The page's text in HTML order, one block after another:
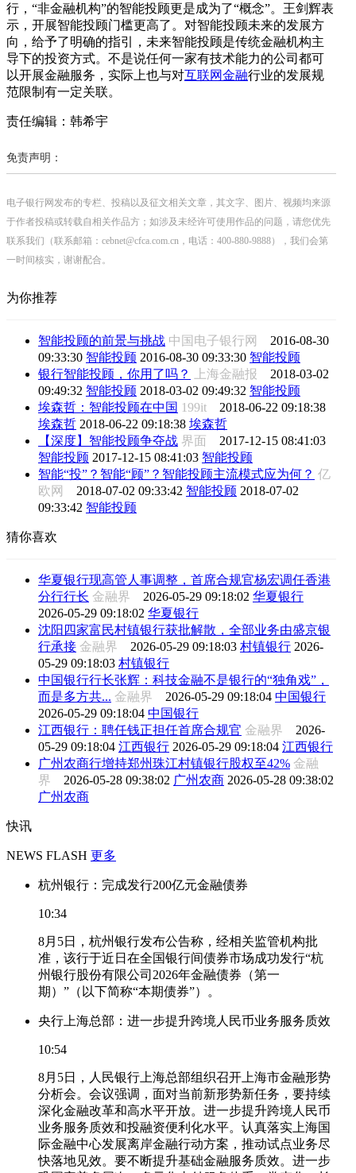
行，“非金融机构”的智能投顾更是成为了“概念”。王剑辉表
示，开展智能投顾门槛更高了。对智能投顾未来的发展方
向，给予了明确的指引，未来智能投顾是传统金融机构主
导下的投资方式。不是说任何一家有技术能力的公司都可
以开展金融服务，实际上也与对互联网金融行业的发展规
范限制有一定关联。
责任编辑：韩希宇
免责声明：
电子银行网发布的专栏、投稿以及征文相关文章，其文字、图片、视频均来源
于作者投稿或转载自相关作品方；如涉及未经许可使用作品的问题，请您优先
联系我们（联系邮箱：cebnet@cfca.com.cn，电话：400-880-9888），我们会第
一时间核实，谢谢配合。
为你推荐
智能投顾的前景与挑战 中国电子银行网 2016-08-30
09:33:30 智能投顾 2016-08-30 09:33:30 智能投顾
银行智能投顾，你用了吗？
上海金融报 2018-03-02
09:49:32 智能投顾 2018-03-02 09:49:32 智能投顾
埃森哲：智能投顾在中国 199it 2018-06-22 09:18:38
埃森哲 2018-06-22 09:18:38 埃森哲
【深度】智能投顾争夺战 界面 2017-12-15 08:41:03
智能投顾 2017-12-15 08:41:03 智能投顾
智能“投”？智能“顾”？智能投顾主流模式应为何？ 亿
欧网 2018-07-02 09:33:42 智能投顾 2018-07-02
09:33:42 智能投顾
猜你喜欢
华夏银行现高管人事调整，首席合规官杨宏调任香港
分行行长 金融界 2026-05-29 09:18:02 华夏银行
2026-05-29 09:18:02 华夏银行
沈阳四家富民村镇银行获批解散，全部业务由盛京银
行承接 金融界 2026-05-29 09:18:03 村镇银行 2026-
05-29 09:18:03 村镇银行
中国银行行长张辉：科技金融不是银行的“独角戏”，
而是多方共... 金融界 2026-05-29 09:18:04 中国银行
2026-05-29 09:18:04 中国银行
江西银行：聘任钱正担任首席合规官 金融界 2026-
05-29 09:18:04 江西银行 2026-05-29 09:18:04 江西银行
广州农商行增持郑州珠江村镇银行股权至42% 金融
界 2026-05-28 09:38:02 广州农商 2026-05-28 09:38:02
广州农商
快讯
NEWS FLASH 更多
杭州银行：完成发行200亿元金融债券
10:34
8月5日，杭州银行发布公告称，经相关监管机构批
准，该行于近日在全国银行间债券市场成功发行“杭
州银行股份有限公司2026年金融债券（第一
期）”（以下简称“本期债券”）。
央行上海总部：进一步提升跨境人民币业务服务质效
10:54
8月5日，人民银行上海总部组织召开上海市金融形势
分析会。会议强调，面对当前新形势新任务，要持续
深化金融改革和高水平开放。进一步提升跨境人民币
业务服务质效和投融资便利化水平。认真落实上海国
际金融中心发展离岸金融行动方案，推动试点业务尽
快落地见效。要不断提升基础金融服务质效。进一步